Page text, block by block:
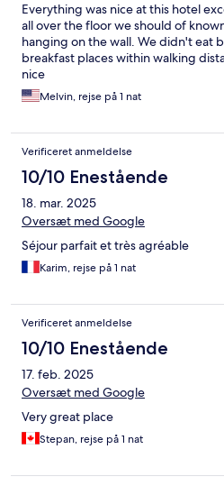
Everything was nice at this hotel
all over the floor we should of
hanging on the wall. We didn't eat
breakfast places within walking
nice
Melvin, rejse på 1 nat
Verificeret anmeldelse
10/10 Enestående
18. mar. 2025
Oversæt med Google
Séjour parfait et très agréable
Karim, rejse på 1 nat
Verificeret anmeldelse
10/10 Enestående
17. feb. 2025
Oversæt med Google
Very great place
Stepan, rejse på 1 nat